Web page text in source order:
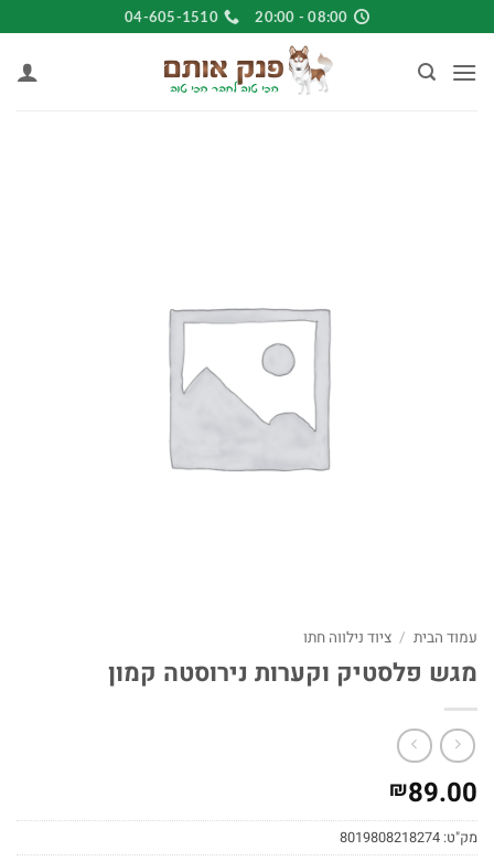
to
content
08:00 - 20:00
04-605-1510
עמוד הבית / ציוד נילווה חתו
מגש פלסטיק וקערות נירוסטה קמון
₪89.00
מק"ט: 8019808218274